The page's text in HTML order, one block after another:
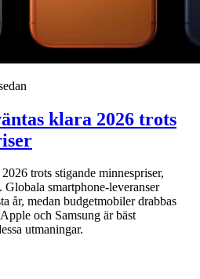
klara 2026 trots
trots stigande minnespriser,
smartphone-leveranser
år, medan budgetmobiler drabbas
och Samsung är bäst
utmaningar.